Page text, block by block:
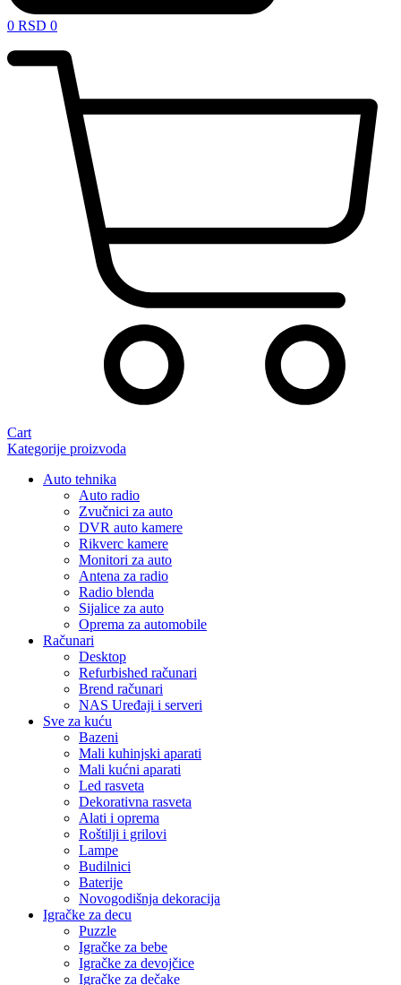
0 RSD 0
Cart
Kategorije proizvoda
Auto tehnika
Auto radio
Zvučnici za auto
DVR auto kamere
Rikverc kamere
Monitori za auto
Antena za radio
Radio blenda
Sijalice za auto
Oprema za automobile
Računari
Desktop
Refurbished računari
Brend računari
NAS Uređaji i serveri
Sve za kuću
Bazeni
Mali kuhinjski aparati
Mali kućni aparati
Led rasveta
Dekorativna rasveta
Alati i oprema
Roštilji i grilovi
Lampe
Budilnici
Baterije
Novogodišnja dekoracija
Igračke za decu
Puzzle
Igračke za bebe
Igračke za devojčice
Igračke za dečake